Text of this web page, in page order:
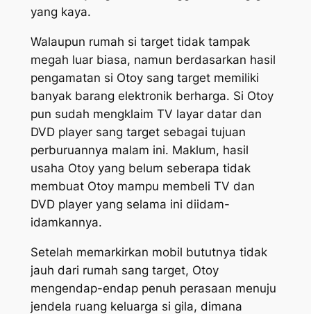
yang kaya.
Walaupun rumah si target tidak tampak
megah luar biasa, namun berdasarkan hasil
pengamatan si Otoy sang target memiliki
banyak barang elektronik berharga. Si Otoy
pun sudah mengklaim TV layar datar dan
DVD player sang target sebagai tujuan
perburuannya malam ini. Maklum, hasil
usaha Otoy yang belum seberapa tidak
membuat Otoy mampu membeli TV dan
DVD player yang selama ini diidam-
idamkannya.
Setelah memarkirkan mobil bututnya tidak
jauh dari rumah sang target, Otoy
mengendap-endap penuh perasaan menuju
jendela ruang keluarga si gila, dimana